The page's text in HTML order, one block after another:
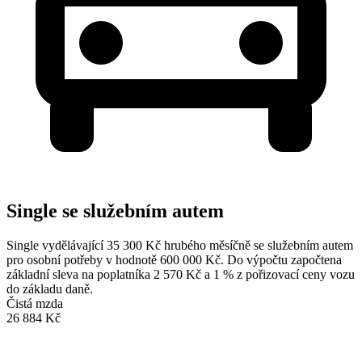
Single se služebním autem
Single vydělávající 35 300 Kč hrubého měsíčně se služebním autem
pro osobní potřeby v hodnotě 600 000 Kč. Do výpočtu započtena
základní sleva na poplatníka 2 570 Kč a 1 % z pořizovací ceny vozu
do základu daně.
Čistá mzda
26 884 Kč